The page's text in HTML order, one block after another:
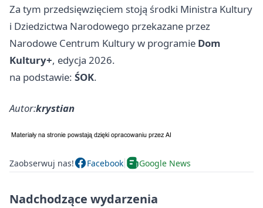
Za tym przedsięwzięciem stoją środki Ministra Kultury
i Dziedzictwa Narodowego przekazane przez
Narodowe Centrum Kultury w programie Dom
Kultury+, edycja 2026.
na podstawie: ŚOK.
Autor:krystian
Zaobserwuj nas! Facebook Google News
Nadchodzące wydarzenia